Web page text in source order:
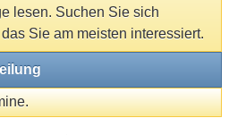
lesen. Suchen Sie sich
Sie am meisten interessiert.